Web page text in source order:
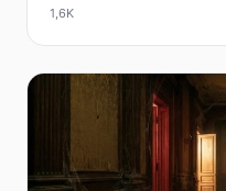
1,6K